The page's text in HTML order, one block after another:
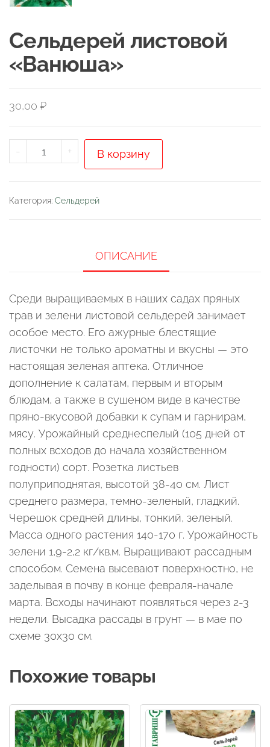
Сельдерей листовой
«Ванюша»
30,00 ₽
-
Количество
товара
листовой
+ В корзину
Категория: Сельдерей
ОПИСАНИЕ
Среди выращиваемых в наших садах пряных
трав и зелени листовой сельдерей занимает
особое место. Его ажурные блестящие
листочки не только ароматны и вкусны — это
настоящая зеленая аптека. Отличное
дополнение к салатам, первым и вторым
блюдам, а также в сушеном виде в качестве
пряно-вкусовой добавки к супам и гарнирам,
мясу. Урожайный среднеспелый (105 дней от
полных всходов до начала хозяйственном
годности) сорт. Розетка листьев
полуприподнятая, высотой 38-40 см. Лист
среднего размера, темно-зеленый, гладкий.
Черешок средней длины, тонкий, зеленый.
Масса одного растения 140-170 г. Урожайность
зелени 1,9-2,2 кг/кв.м. Выращивают рассадным
способом. Семена высевают поверхностно, не
заделывая в почву в конце февраля-начале
марта. Всходы начинают появляться через 2-3
недели. Высадка рассады в грунт — в мае по
схеме 30х30 см.
Похожие товары